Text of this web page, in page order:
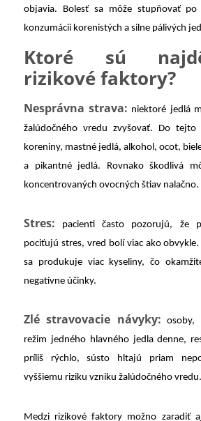
objavia. Bolesť sa môže stupňovať
konzumácii korenistých a silne pálivých
Ktoré sú
rizikové faktory?
Nesprávna strava: niektoré jedlá
žalúdočného vredu zvyšovať. Do tejto
koreniny, mastné jedlá, alkohol, ocot,
a pikantné jedlá. Rovnako škodlivá
koncentrovaných ovocných štiav nalačno.
Stres: pacienti často pozorujú, že
pociťujú stres, vred bolí viac ako
sa produkuje viac kyseliny, čo
negatívne účinky.
Zlé stravovacie návyky: osoby,
režim jedného hlavného jedla denne,
príliš rýchlo, sústo hltajú priam
vyššiemu riziku vzniku žalúdočného vredu.
Medzi rizikové faktory možno zaradiť